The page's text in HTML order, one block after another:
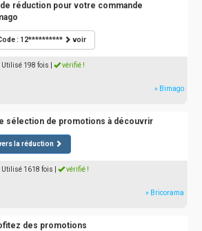
de réduction pour votre commande
: 12********** voir
| Utilisé 198 fois vérifié !
» Bimago
sélection de promotions à découvrir
la réduction
| Utilisé 1618 fois vérifié !
» Bricorama
des promotions